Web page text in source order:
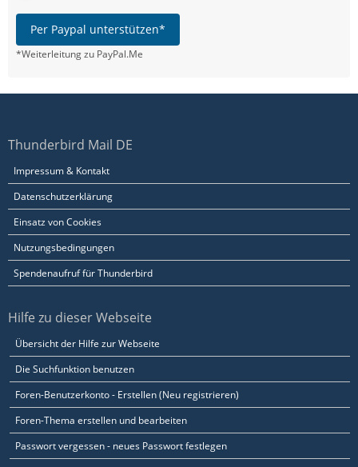
Per Paypal unterstützen*
*Weiterleitung zu PayPal.Me
Thunderbird Mail DE
Impressum & Kontakt
Datenschutzerklärung
Einsatz von Cookies
Nutzungsbedingungen
Spendenaufruf für Thunderbird
Hilfe zu dieser Webseite
Übersicht der Hilfe zur Webseite
Die Suchfunktion benutzen
Foren-Benutzerkonto - Erstellen (Neu registrieren)
Foren-Thema erstellen und bearbeiten
Passwort vergessen - neues Passwort festlegen